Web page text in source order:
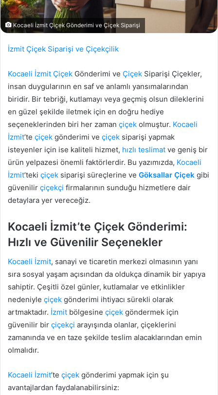
Kocaeli İzmit Çiçek Gönderimi ve Çiçek Siparişi
İzmit Çiçek Siparişi ve Çiçekçilik
Kocaeli İzmit Çiçek Gönderimi ve Çiçek Siparişi Çiçekler,
insan duygularının en saf ve anlamlı yansımalarından
biridir. Bir tebriği, kutlamayı veya geçmiş olsun dileklerini
en güzel şekilde iletmek için en doğru hediye
seçeneklerinden biri her zaman çiçek olmuştur. Kocaeli
İzmit’te çiçek gönderimi ve çiçek siparişi yapmak
isteyenler için ise kaliteli hizmet, hızlı teslimat ve geniş bir
ürün yelpazesi önemli faktörlerdir. Bu yazımızda, Kocaeli
İzmit’teki çiçek siparişi süreçlerine ve Göksallar Çiçek gibi
güvenilir çiçekçi firmalarının sunduğu hizmetlere dair
detaylara yer vereceğiz.
Kocaeli İzmit’te Çiçek Gönderimi:
Hızlı ve Güvenilir Seçenekler
Kocaeli İzmit, sanayi ve ticaretin merkezi olmasının yanı
sıra sosyal yaşam açısından da oldukça dinamik bir yapıya
sahiptir. Çeşitli özel günler, kutlamalar ve etkinlikler
nedeniyle çiçek gönderimi ihtiyacı sürekli olarak
artmaktadır. İzmit bölgesine çiçek göndermek için
güvenilir bir çiçekçi arayışında olanlar, çiçeklerini
zamanında ve en taze şekilde teslim alacaklarından emin
olmalıdır.
Kocaeli İzmit’te çiçek gönderimi yapmak için şu
avantajlardan faydalanabilirsiniz: